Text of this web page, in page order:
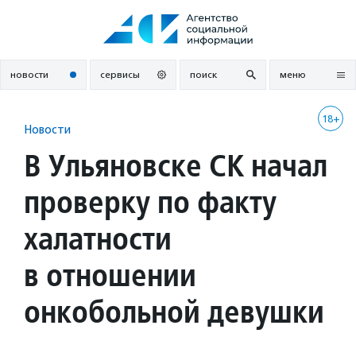
новости сервисы поиск меню
18+
Новости
В Ульяновске СК начал
проверку по факту
халатности
в отношении
онкобольной девушки